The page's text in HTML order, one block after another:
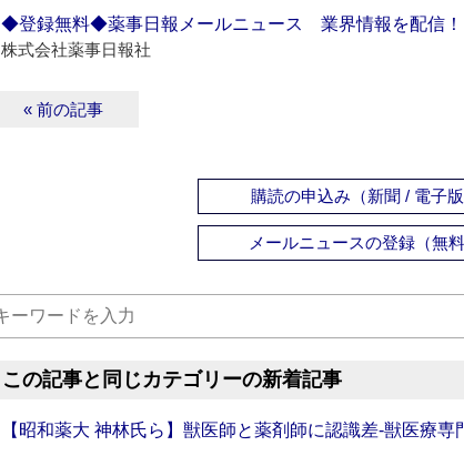
◆登録無料◆薬事日報メールニュース 業界情報を配信！
株式会社薬事日報社
« 前の記事
購読の申込み（新聞 / 電子版
メールニュースの登録（無料
この記事と同じカテゴリーの新着記事
【昭和薬大 神林氏ら】獣医師と薬剤師に認識差‐獣医療専